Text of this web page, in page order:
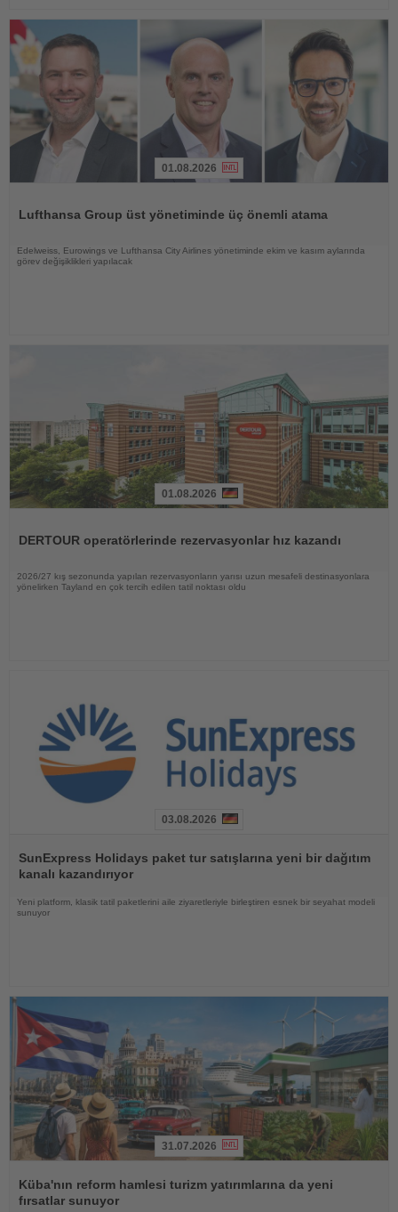
01.08.2026
Lufthansa Group üst yönetiminde üç önemli atama
Edelweiss, Eurowings ve Lufthansa City Airlines yönetiminde ekim ve kasım aylarında
görev değişiklikleri yapılacak
01.08.2026
DERTOUR operatörlerinde rezervasyonlar hız kazandı
2026/27 kış sezonunda yapılan rezervasyonların yarısı uzun mesafeli destinasyonlara
yönelirken Tayland en çok tercih edilen tatil noktası oldu
Oku
03.08.2026
SunExpress Holidays paket tur satışlarına yeni bir dağıtım
kanalı kazandırıyor
Yeni platform, klasik tatil paketlerini aile ziyaretleriyle birleştiren esnek bir seyahat modeli
sunuyor
Oku
31.07.2026
Küba'nın reform hamlesi turizm yatırımlarına da yeni
fırsatlar sunuyor